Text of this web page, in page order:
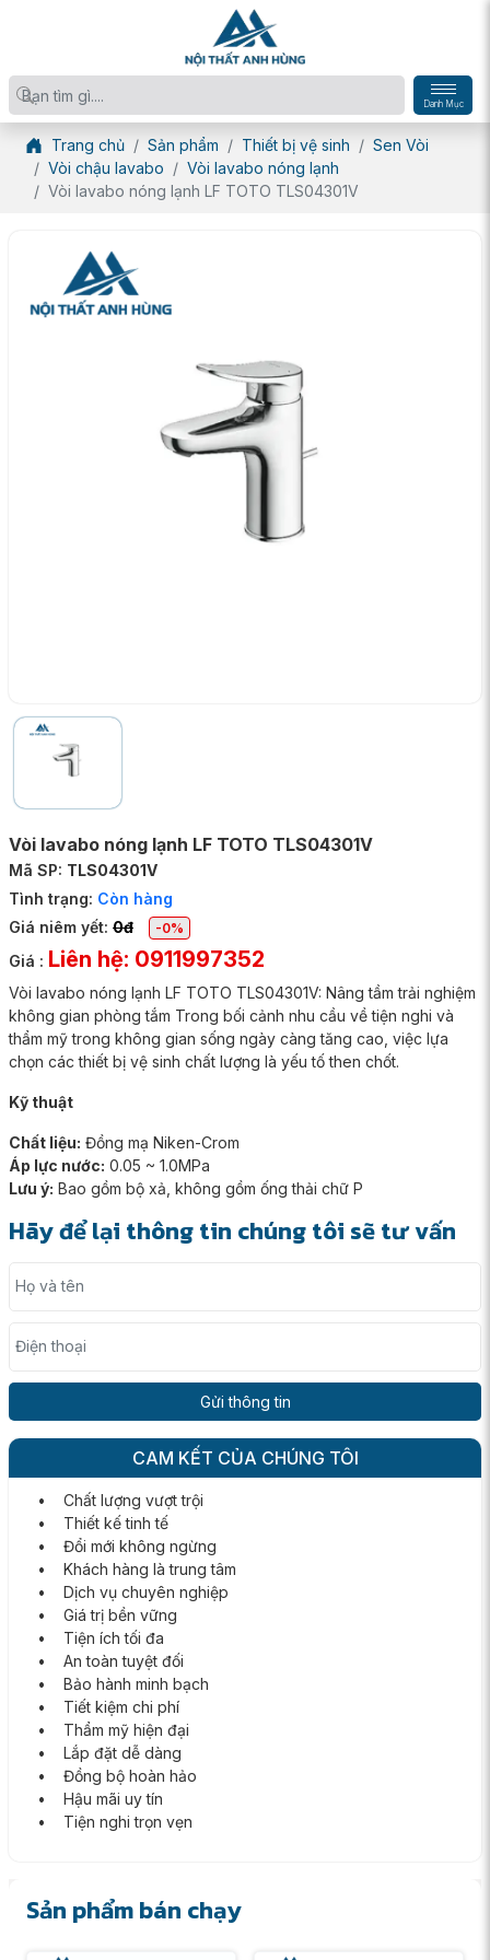
Danh Mục
Trang chủ Sản phẩm Thiết bị vệ sinh
Sen Vòi
Vòi chậu lavabo
Vòi lavabo nóng lạnh
Vòi lavabo nóng lạnh LF TOTO TLS04301V
Vòi lavabo nóng lạnh LF TOTO TLS04301V
Mã SP: TLS04301V
Tình trạng: Còn hàng
Giá niêm yết: 0đ -0%
Giá : Liên hệ: 0911997352
Vòi lavabo nóng lạnh LF TOTO TLS04301V: Nâng tầm trải nghiệm
không gian phòng tắm Trong bối cảnh nhu cầu về tiện nghi và
thẩm mỹ trong không gian sống ngày càng tăng cao, việc lựa
chọn các thiết bị vệ sinh chất lượng là yếu tố then chốt.
Kỹ thuật
Chất liệu: Đồng mạ Niken-Crom
Áp lực nước: 0.05 ~ 1.0MPa
Lưu ý: Bao gồm bộ xả, không gồm ống thải chữ P
Hãy để lại thông tin chúng tôi sẽ tư vấn
Họ và tên
Điện thoại
CAM KẾT CỦA CHÚNG TÔI
• Chất lượng vượt trội
• Thiết kế tinh tế
• Đổi mới không ngừng
• Khách hàng là trung tâm
• Dịch vụ chuyên nghiệp
• Giá trị bền vững
• Tiện ích tối đa
• An toàn tuyệt đối
• Bảo hành minh bạch
• Tiết kiệm chi phí
• Thẩm mỹ hiện đại
• Lắp đặt dễ dàng
• Đồng bộ hoàn hảo
• Hậu mãi uy tín
• Tiện nghi trọn vẹn
Sản phẩm bán chạy